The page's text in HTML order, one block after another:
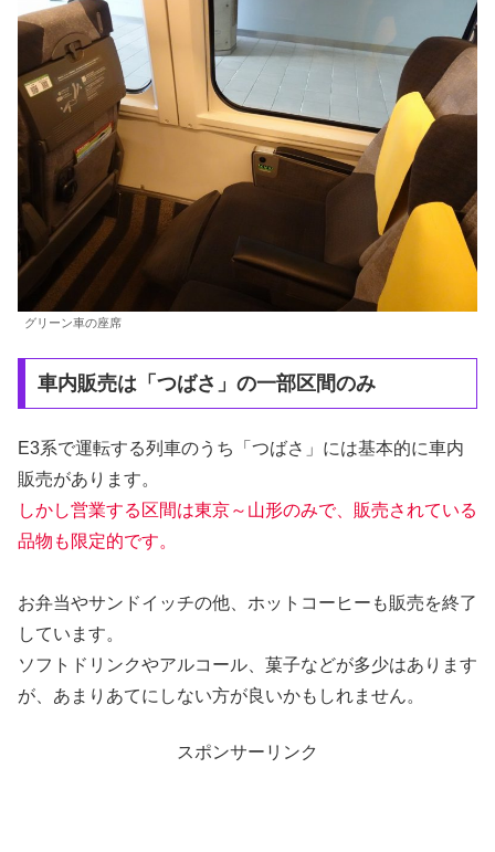
グリーン車の座席
車内販売は「つばさ」の一部区間のみ
E3系で運転する列車のうち「つばさ」には基本的に車内
販売があります。
しかし営業する区間は東京～山形のみで、販売されている
品物も限定的です。
お弁当やサンドイッチの他、ホットコーヒーも販売を終了
しています。
ソフトドリンクやアルコール、菓子などが多少はあります
が、あまりあてにしない方が良いかもしれません。
スポンサーリンク